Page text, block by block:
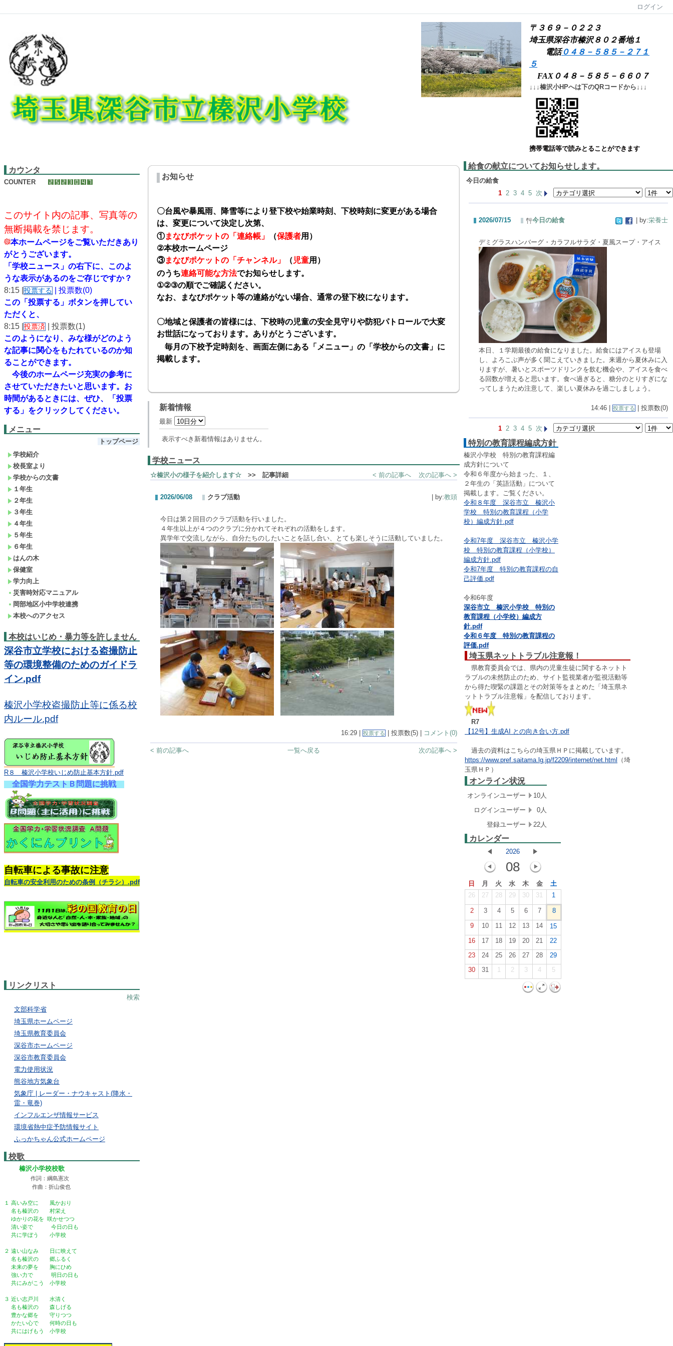
ログイン
〒３６９－０２２３
埼玉県深谷市榛沢８０２番地１
電話０４８－５８５－２７１
５
FAX０４８－５８５－６６０７
↓↓↓榛沢小HPへは下のQRコードから↓↓↓
携帯電話等で読みとることができます
カウンタ
COUNTER
このサイト内の記事、写真等の
無断掲載を禁じます。
本ホームページをご覧いただきあり
がとうございます。
「学校ニュース」の右下に、このよ
うな表示があるのをご存じですか？
8:15 | 投票する
| 投票数(0)
この「投票する」ボタンを押してい
ただくと、
8:15 | 投票済
| 投票数(1)
このようになり、 みな様がどのよう
な記事に関心をもたれているのか知
ることができます。
今後のホームページ充実の参考に
させていただきたいと思います。 お
時間があるときには、ぜひ、「投票
する」をクリックしてください。
メニュー
トップページ
学校紹介
校長室より
学校からの文書
１年生
２年生
３年生
４年生
５年生
６年生
はんの木
保健室
学力向上
災害時対応マニュアル
岡部地区小中学校連携
本校へのアクセス
本校はいじめ・暴力等を許しません
深谷市立学校における盗撮防止
等の環境整備のためのガイドラ
イン.pdf
榛沢小学校盗撮防止等に係る校
内ルール.pdf
R８ 榛沢小学校いじめ防止基本方針.pdf
全国学力テストＢ問題に挑戦
自転車による事故に注意
自転車の安全利用のための条例（チラシ）.pdf
リンクリスト
検索
文部科学省
埼玉県ホームページ
埼玉県教育委員会
深谷市ホームページ
深谷市教育委員会
電力使用状況
熊谷地方気象台
気象庁 | レーダー・ナウキャスト(降水・
雷・竜巻)
インフルエンザ情報サービス
環境省熱中症予防情報サイト
ふっかちゃん公式ホームページ
校歌
榛沢小学校校歌
作詞：綱島憲次
作曲：折山俊也
１ 高いみ空に 風かおり
名も榛沢の 村栄え
ゆかりの花を 咲かせつつ
清い姿で 今日の日も
共に学ぼう 小学校
２ 遠い山なみ 日に映えて
名も榛沢の 郷ふるく
未来の夢を 胸にひめ
強い力で 明日の日も
共にみがこう 小学校
３ 近い志戸川 水清く
名も榛沢の 森しげる
豊かな郷を 守りつつ
かたい心で 何時の日も
共にはげもう 小学校
お知らせ
〇台風や暴風雨、 降雪等により登下校や始業時刻、下校時刻に変更がある場合
は、変更について決定し次第、
①まなびポケットの「連絡帳」 （保護者用）
②本校ホームページ
③まなびポケットの「チャンネル」 （ 児童用）
のうち連絡可能な方法でお知らせします。
①②③の順でご確認ください。
なお、まなびポケット等の連絡がない場合、通常の登下校になります。
〇地域と保護者の皆様には、下校時の児童の安全見守りや防犯パトロールで大変
お世話になっております。ありがとうございます。
毎月の下校予定時刻を、画面左側にある「メニュー」の「学校からの文書」に
掲載します。
新着情報
最新
表示すべき新着情報はありません。
学校ニュース
☆榛沢小の様子を紹介します☆ >> 記事詳細 < 前の記事へ 次の記事へ >
2026/06/08 クラブ活動 | by:教頭
今日は第２回目のクラブ活動を行いました。
４年生以上が４つのクラブに分かれてそれぞれの活動をします。
異学年で交流しながら、自分たちのしたいことを話し合い、とても楽しそうに活動していました。
16:29 | 投票する | 投票数(5) | コメント(0)
< 前の記事へ 次の記事へ >
一覧へ戻る
給食の献立についてお知らせします。
今日の給食
1 2 3 4 5 次
2026/07/15 今日の給食 | by:栄養士
デミグラスハンバーグ・カラフルサラダ・夏風スープ・アイス
本日、１学期最後の給食になりました。給食にはアイスも登場
し、よろこぶ声が多く聞こえていきました。来週から夏休みに入
りますが、暑いとスポーツドリンクを飲む機会や、アイスを食べ
る回数が増えると思います。食べ過ぎると、糖分のとりすぎにな
ってしまうため注意して、楽しい夏休みを過ごしましょう。
14:46 | 投票する | 投票数(0)
1 2 3 4 5 次
特別の教育課程編成方針
榛沢小学校 特別の教育課程編
成方針について
令和６年度から始まった、１、
２年生の「英語活動」について
掲載します。ご覧ください。
令和８年度 深谷市立 榛沢小
学校 特別の教育課程（小学
校）編成方針.pdf
令和7年度 深谷市立 榛沢小学
校 特別の教育課程（小学校）
編成方針.pdf
令和7年度 特別の教育課程の自
己評価.pdf
令和6年度
深谷市立 榛沢小学校 特別の
教育課程（小学校）編成方
針.pdf
令和６年度 特別の教育課程の
評価.pdf
埼玉県ネットトラブル注意報！
県教育委員会では、県内の児童生徒に関するネットト
ラブルの未然防止のため、サイト監視業者が監視活動等
から得た喫緊の課題とその対策等をまとめた「埼玉県ネ
ットトラブル注意報」を配信しております。
R7
【12号】生成AI との向き合い方.pdf
過去の資料はこちらの埼玉県ＨＰに掲載しています。
https://www.pref.saitama.lg.jp/f2209/internet/net.html
（埼
玉県ＨＰ）
オンライン状況
オンラインユーザー
10人
ログインユーザー
0人
登録ユーザー
22人
カレンダー
2026
08
日 月 火 水 木 金
土
26
27 28 29 30 31 1
2 3 4 5 6 7
8
9
10 11 12 13 14
15
16
17 18 19 20 21
22
23
24 25 26 27 28
29
30
31 1 2 3 4 5